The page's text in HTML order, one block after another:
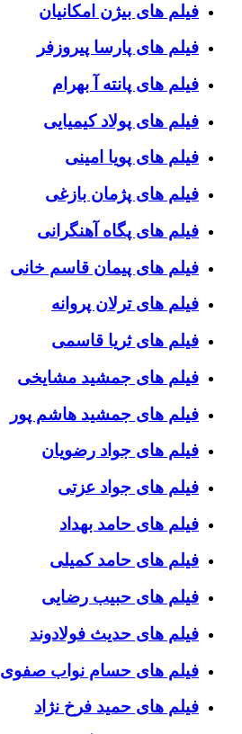
فیلم های بیژن امکانیان
فیلم های پارسا پیروزفر
فیلم های پانته آ بهرام
فیلم های پولاد کیمیایی
فیلم های پویا امینی
فیلم های پژمان بازغی
فیلم های پگاه آهنگرانی
فیلم های پیمان قاسم خانی
فیلم های ترلان پروانه
فیلم های ثریا قاسمی
فیلم های جمشید مشایخی
فیلم های جمشید هاشم پور
فیلم های جواد رضویان
فیلم های جواد عزتی
فیلم های حامد بهداد
فیلم های حامد کمیلی
فیلم های حبیب رضایی
فیلم های حدیث فولادوند
فیلم های حسام نواب صفوی
فیلم های حمید فرخ نژاد